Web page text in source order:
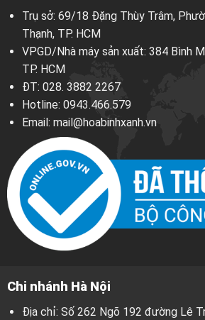
Trụ sở: 69/18 Đặng Thùy Trâm,
Thạnh, TP. HCM
VPGD/Nhà máy sản xuất: 384 Bình
TP. HCM
ĐT: 028. 3882 2267
Hotline: 0943.466.579
Email: mail@hoabinhxanh.vn
Chi nhánh Hà Nội
Địa chỉ: Số 262 Ngõ 192 đường Lê